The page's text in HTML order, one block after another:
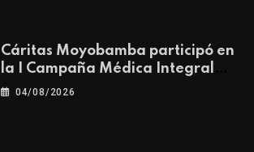
Cáritas Moyobamba participó en
la I Campaña Médica Integral
Gratuita llevando salud y
04/08/2026